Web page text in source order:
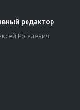
редактор
Рогалевич